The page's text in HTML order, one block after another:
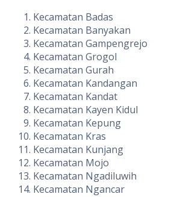
Kecamatan Badas
Kecamatan Banyakan
Kecamatan Gampengrejo
Kecamatan Grogol
Kecamatan Gurah
Kecamatan Kandangan
Kecamatan Kandat
Kecamatan Kayen Kidul
Kecamatan Kepung
Kecamatan Kras
Kecamatan Kunjang
Kecamatan Mojo
Kecamatan Ngadiluwih
Kecamatan Ngancar